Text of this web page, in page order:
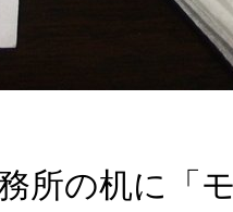
所の机に「